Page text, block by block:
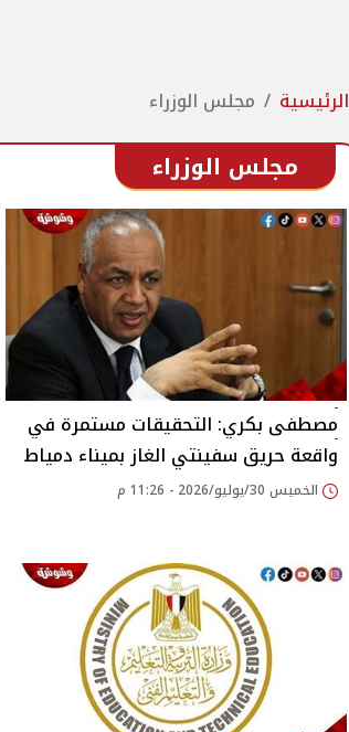
الرئيسية مجلس الوزراء
مجلس الوزراء
مصطفى بكري: التحقيقات مستمرة في
واقعة حريق سفينتي الغاز بميناء دمياط
الخميس 30/يوليو/2026 - 11:26 م